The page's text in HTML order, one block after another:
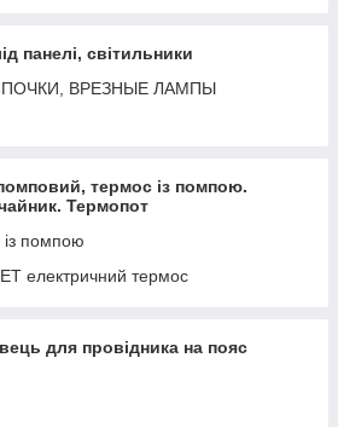
панелі, світильники
ВРЕЗНЫЕ ЛАМПЫ
термос із помпою.
Термопот
помпою
електричний термос
для провідника на пояс